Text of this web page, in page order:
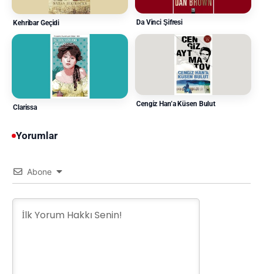
Kehribar Geçidi Da Vinci Şifresi
Clarissa Cengiz Han’a Küsen Bulut
Yorumlar
Abone